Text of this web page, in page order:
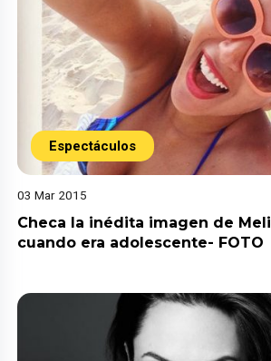
Espectáculos
03 Mar 2015
Checa la inédita imagen de
cuando era adolescente- FOTO